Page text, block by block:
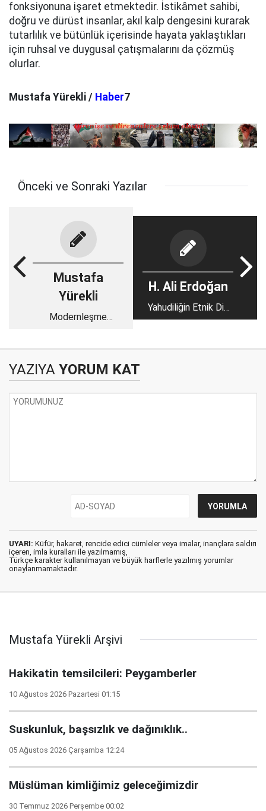
fonksiyonuna işaret etmektedir. İstikâmet sahibi,
doğru ve dürüst insanlar, akıl kalp dengesini kurarak
tutarlılık ve bütünlük içerisinde hayata yaklaştıkları
için ruhsal ve duygusal çatışmalarını da çözmüş
olurlar.
Mustafa Yürekli / Haber7
Önceki ve Sonraki Yazılar
Mustafa
Yürekli
Modernleşme
H. Ali Erdoğan
Yahudiliğin Etnik Din
Niteliği Ve Dünyevi
YAZIYA YORUM KAT
UYARI: Küfür, hakaret, rencide edici cümleler veya imalar, inançlara saldırı
içeren, imla kuralları ile yazılmamış,
Türkçe karakter kullanılmayan ve büyük harflerle yazılmış yorumlar
onaylanmamaktadır.
Mustafa Yürekli Arşivi
Hakikatin temsilcileri: Peygamberler
10 Ağustos 2026 Pazartesi 01:15
Suskunluk, başsızlık ve dağınıklık..
05 Ağustos 2026 Çarşamba 12:24
Müslüman kimliğimiz geleceğimizdir
30 Temmuz 2026 Perşembe 00:02